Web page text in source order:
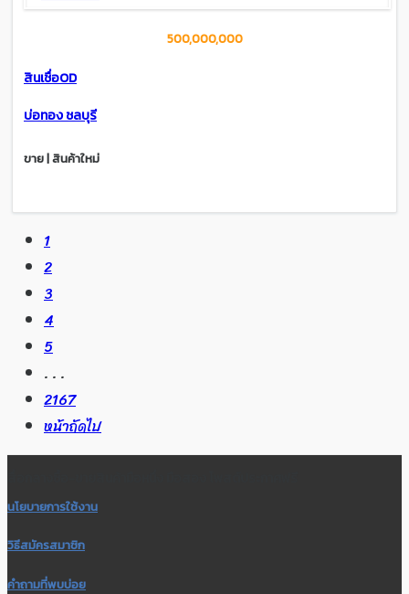
500,000,000
สินเชื่อOD
บ่อทอง ชลบุรี
ขาย | สินค้าใหม่
1
2
3
4
5
. . .
2167
หน้าถัดไป
นโยบายการใช้งาน
วิธีสมัครสมาชิก
คำถามที่พบบ่อย